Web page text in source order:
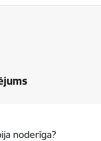
noderīga?